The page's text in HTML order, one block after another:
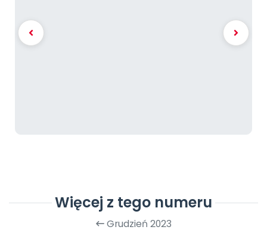
Więcej z tego numeru
Grudzień 2023